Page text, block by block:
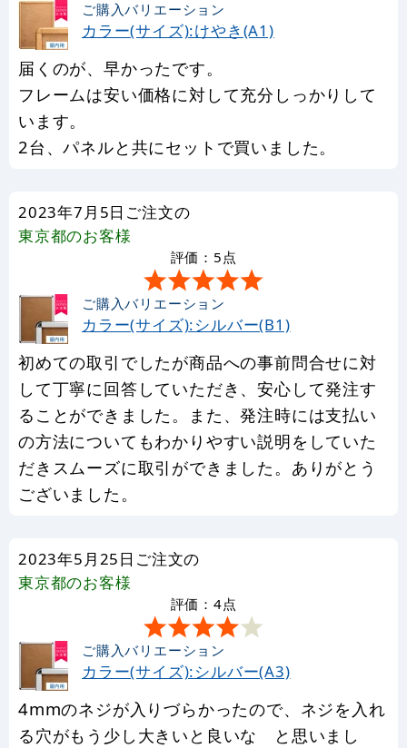
ご購入バリエーション
カラー(サイズ):けやき(A1)
届くのが、早かったです。
フレームは安い価格に対して充分しっかりして
います。
2台、パネルと共にセットで買いました。
2023年7月5日ご注文の
東京都のお客様
評価：5点
ご購入バリエーション
カラー(サイズ):シルバー(B1)
初めての取引でしたが商品への事前問合せに対
して丁寧に回答していただき、安心して発注す
ることができました。また、発注時には支払い
の方法についてもわかりやすい説明をしていた
だきスムーズに取引ができました。ありがとう
ございました。
2023年5月25日ご注文の
東京都のお客様
評価：4点
ご購入バリエーション
カラー(サイズ):シルバー(A3)
4mmのネジが入りづらかったので、ネジを入れ
る穴がもう少し大きいと良いな と思いまし